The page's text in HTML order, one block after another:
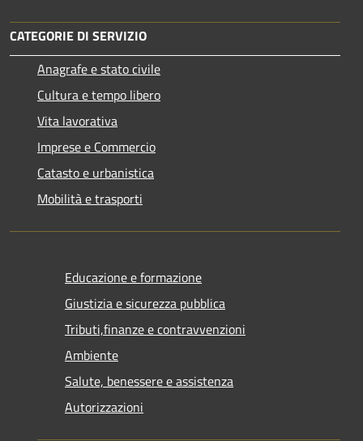
CATEGORIE DI SERVIZIO
Anagrafe e stato civile
Cultura e tempo libero
Vita lavorativa
Imprese e Commercio
Catasto e urbanistica
Mobilità e trasporti
Educazione e formazione
Giustizia e sicurezza pubblica
Tributi,finanze e contravvenzioni
Ambiente
Salute, benessere e assistenza
Autorizzazioni